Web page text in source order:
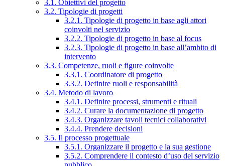
3.1. Obiettivi del progetto
3.2. Tipologie di progetti
3.2.1. Tipologie di progetto in base agli attori
coinvolti nel servizio
3.2.2. Tipologie di progetto in base al focus
3.2.3. Tipologie di progetto in base all’ambito di
intervento
3.3. Competenze, ruoli e figure coinvolte
3.3.1. Coordinatore di progetto
3.3.2. Definire ruoli e responsabilità
3.4. Metodo di lavoro
3.4.1. Definire processi, strumenti e rituali
3.4.2. Curare la documentazione di progetto
3.4.3. Organizzare tavoli tecnici collaborativi
3.4.4. Prendere decisioni
3.5. Il processo progettuale
3.5.1. Organizzare il progetto e la sua gestione
3.5.2. Comprendere il contesto d’uso del servizio